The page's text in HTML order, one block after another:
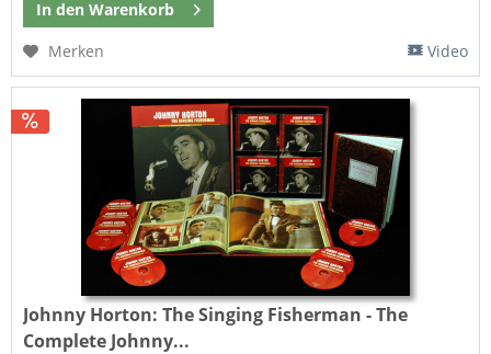
In den Warenkorb
Merken
Video
Johnny Horton:The Singing Fisherman - The
Complete Johnny...